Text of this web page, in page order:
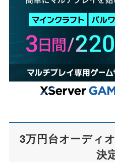
3万円台オーディ
決